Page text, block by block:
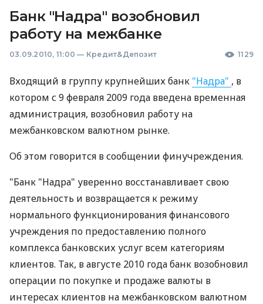
Банк "Надра" возобновил
работу на межбанке
03.09.2010, 11:00 — Кредит&Депозит 1129
Входящий в группу крупнейших банк "Надра" , в
котором с 9 февраля 2009 года введена временная
администрация, возобновил работу на
межбанковском валютном рынке.
Об этом говорится в сообщении финучреждения.
"Банк "Надра" уверенно восстанавливает свою
деятельность и возвращается к режиму
нормального функционирования финансового
учреждения по предоставлению полного
комплекса банковских услуг всем категориям
клиентов. Так, в августе 2010 года банк возобновил
операции по покупке и продаже валюты в
интересах клиентов на межбанковском валютном